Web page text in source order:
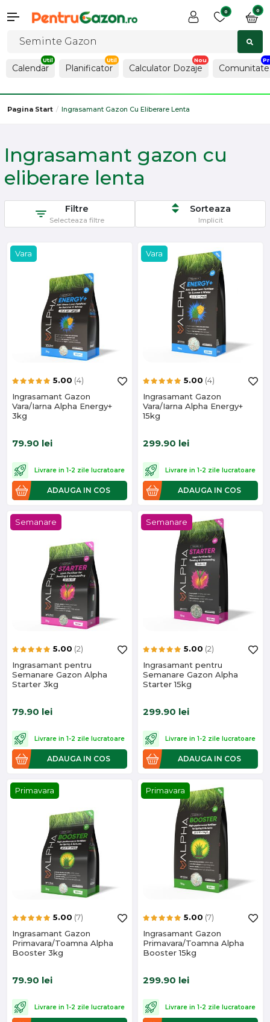
0 0
Calendar Planificator Calculator Dozaje Comunitate
Pagina Start Ingrasamant Gazon Cu Eliberare Lenta
Ingrasamant gazon cu
eliberare lenta
Sorteaza
Implicit
Filtre
Selecteaza filtre
Vara
5.00 (4)
Ingrasamant Gazon
Vara/Iarna Alpha Energy+
3kg
79.90 lei
Livrare in 1-2 zile lucratoare
ADAUGA IN COS
Vara
5.00 (4)
Ingrasamant Gazon
Vara/Iarna Alpha Energy+
15kg
299.90 lei
Livrare in 1-2 zile lucratoare
ADAUGA IN COS
Semanare
5.00 (2)
Ingrasamant pentru
Semanare Gazon Alpha
Starter 3kg
79.90 lei
Livrare in 1-2 zile lucratoare
ADAUGA IN COS
Semanare
5.00 (2)
Ingrasamant pentru
Semanare Gazon Alpha
Starter 15kg
299.90 lei
Livrare in 1-2 zile lucratoare
ADAUGA IN COS
Primavara
5.00 (7)
Ingrasamant Gazon
Primavara/Toamna Alpha
Booster 3kg
79.90 lei
Livrare in 1-2 zile lucratoare
Primavara
5.00 (7)
Ingrasamant Gazon
Primavara/Toamna Alpha
Booster 15kg
299.90 lei
Livrare in 1-2 zile lucratoare